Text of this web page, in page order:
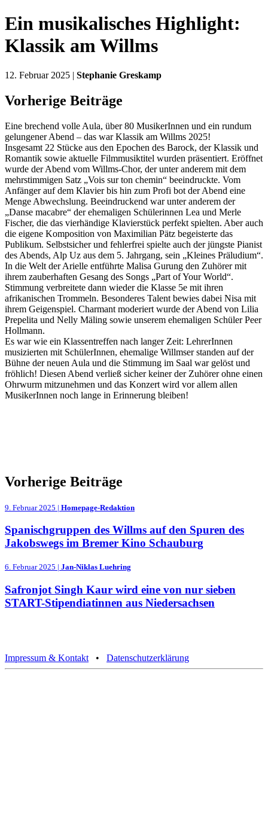
Ein musikalisches Highlight:
Klassik am Willms
12. Februar 2025 | Stephanie Greskamp
Vorherige Beiträge
Eine brechend volle Aula, über 80 MusikerInnen und ein rundum
gelungener Abend – das war Klassik am Willms 2025!
Insgesamt 22 Stücke aus den Epochen des Barock, der Klassik und
Romantik sowie aktuelle Filmmusiktitel wurden präsentiert. Eröffnet
wurde der Abend vom Willms-Chor, der unter anderem mit dem
mehrstimmigen Satz „Vois sur ton chemin“ beeindruckte. Vom
Anfänger auf dem Klavier bis hin zum Profi bot der Abend eine
Menge Abwechslung. Beeindruckend war unter anderem der
„Danse macabre“ der ehemaligen Schülerinnen Lea und Merle
Fischer, die das vierhändige Klavierstück perfekt spielten. Aber auch
die eigene Komposition von Maximilian Pätz begeisterte das
Publikum. Selbstsicher und fehlerfrei spielte auch der jüngste Pianist
des Abends, Alp Uz aus dem 5. Jahrgang, sein „Kleines Präludium“.
In die Welt der Arielle entführte Malisa Gurung den Zuhörer mit
ihrem zauberhaften Gesang des Songs „Part of Your World“.
Stimmung verbreitete dann wieder die Klasse 5e mit ihren
afrikanischen Trommeln. Besonderes Talent bewies dabei Nisa mit
ihrem Geigenspiel. Charmant moderiert wurde der Abend von Lilia
Prepelita und Nelly Mäling sowie unserem ehemaligen Schüler Peer
Hollmann.
Es war wie ein Klassentreffen nach langer Zeit: LehrerInnen
musizierten mit SchülerInnen, ehemalige Willmser standen auf der
Bühne der neuen Aula und die Stimmung im Saal war gelöst und
fröhlich! Diesen Abend verließ sicher keiner der Zuhörer ohne einen
Ohrwurm mitzunehmen und das Konzert wird vor allem allen
MusikerInnen noch lange in Erinnerung bleiben!
Vorherige Beiträge
9. Februar 2025 | Homepage-Redaktion
Spanischgruppen des Willms auf den Spuren des
Jakobswegs im Bremer Kino Schauburg
6. Februar 2025 | Jan-Niklas Luehring
Safronjot Singh Kaur wird eine von nur sieben
START-Stipendiatinnen aus Niedersachsen
Impressum & Kontakt • Datenschutzerklärung